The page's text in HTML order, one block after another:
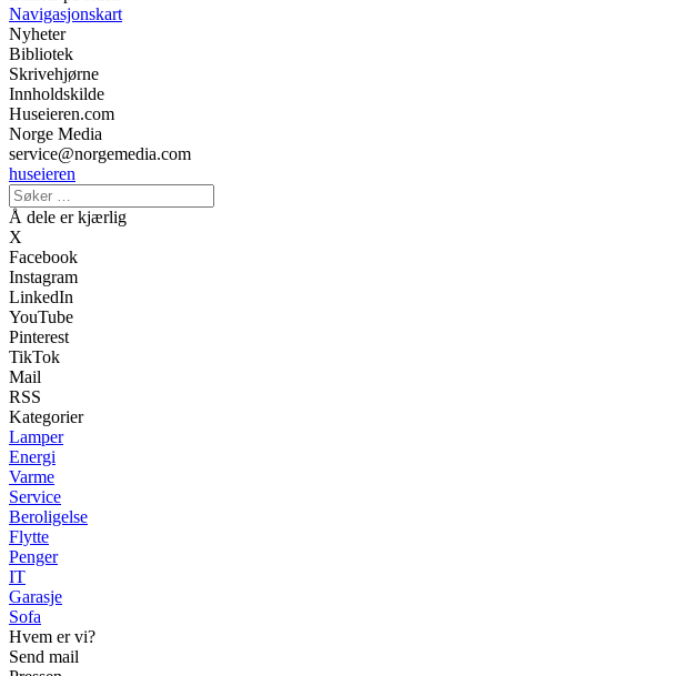
Navigasjonskart
Nyheter
Bibliotek
Skrivehjørne
Innholdskilde
Huseieren.com
Norge Media
service@norgemedia.com
huseieren
Å dele er kjærlig
X
Facebook
Instagram
LinkedIn
YouTube
Pinterest
TikTok
Mail
RSS
Kategorier
Lamper
Energi
Varme
Service
Beroligelse
Flytte
Penger
IT
Garasje
Sofa
Hvem er vi?
Send mail